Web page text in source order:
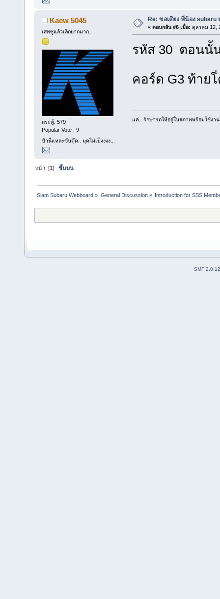
Kaew 5045
เสพซูแล้วเลิกยากมาก..
กระทู้: 579
Popular Vote : 9
ป๋านี่แหละขับตุ๊ด.. มุดไม่เป็งงงง...
Re: ขอเสียง พี่น้อง subaru
« ตอบกลับ #6 เมื่อ: ตุลาคม 12,
รหัส 30 ตอนนั้
คอร์ด G3 ท้าย
แค่.. รักษารถให้อยู่ในสภาพพร้อมใช้งา
หน้า: [1]ขึ้นบน
Siam Subaru Webboard » General Discussion» Introduction for SSS
SMF 2.0.12